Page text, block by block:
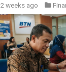
2 weeks ago